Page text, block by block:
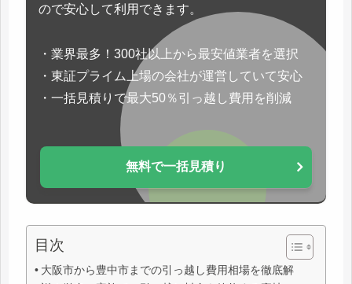
ので安心して利用できます。
・業界最多！300社以上から最安値業者を選択
・東証プライム上場の会社が運営していて安心
・一括見積りで最大50％引っ越し費用を削減
無料で一括見積り
目次
大阪市から豊中市までの引っ越し費用相場を徹底解